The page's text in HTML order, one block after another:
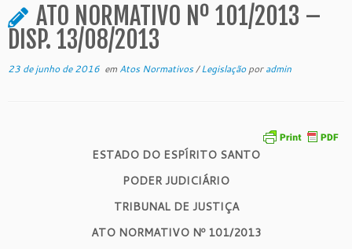
ATO NORMATIVO Nº 101/2013 –
DISP. 13/08/2013
23 de junho de 2016 em Atos Normativos/Legislaçãoporadmin
ESTADO DO ESPÍRITO SANTO
PODER JUDICIÁRIO
TRIBUNAL DE JUSTIÇA
ATO NORMATIVO Nº 101/2013